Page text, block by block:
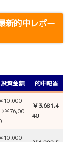
新的中レポー
投資金額 的中配当
¥10,000
→¥76,00
￥3,681,4
40
¥10,000